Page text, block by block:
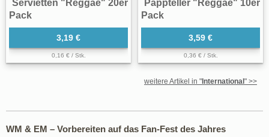
Servietten "Reggae" 20er
Pack
3,19 €
0,16 € / Stk.
Pappteller "Reggae" 10er
Pack
3,59 €
0,36 € / Stk.
weitere Artikel in "International" >>
WM & EM – Vorbereiten auf das Fan-Fest des Jahres